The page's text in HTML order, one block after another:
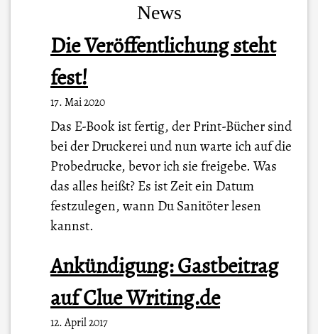
News
Die Veröffentlichung steht
fest!
17. Mai 2020
Das E-Book ist fertig, der Print-Bücher sind
bei der Druckerei und nun warte ich auf die
Probedrucke, bevor ich sie freigebe. Was
das alles heißt? Es ist Zeit ein Datum
festzulegen, wann Du Sanitöter lesen
kannst.
Ankündigung: Gastbeitrag
auf Clue Writing.de
12. April 2017